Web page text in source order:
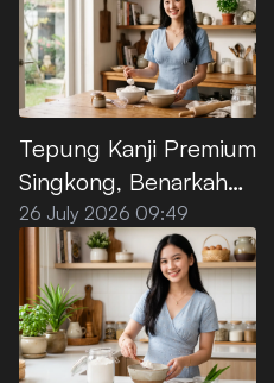
Tepung Kanji Premium
Singkong, Benarkah
100% Bebas Gluten?
26 July 2026 09:49